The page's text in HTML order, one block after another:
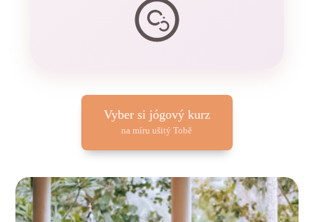
Vyber si jógový kurz
na míru ušitý Tobě